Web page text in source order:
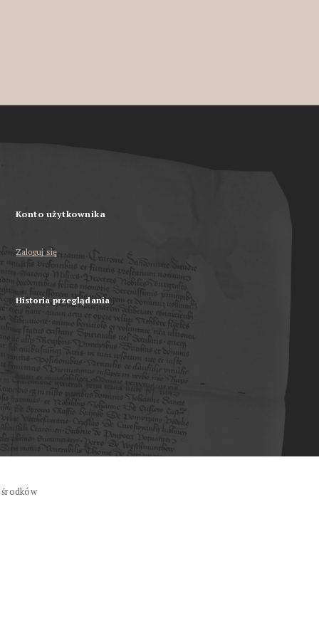
Konto użytkownika
Zaloguj się
Historia przeglądania